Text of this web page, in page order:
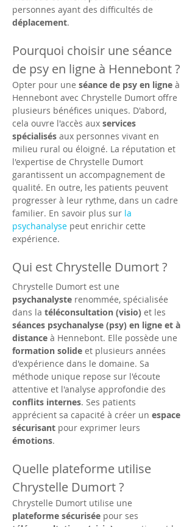
personnes ayant des difficultés de
déplacement.
Pourquoi choisir une séance
de psy en ligne à Hennebont ?
Opter pour une séance de psy en ligne à
Hennebont avec Chrystelle Dumort offre
plusieurs bénéfices uniques. D'abord,
cela ouvre l'accès aux services
spécialisés aux personnes vivant en
milieu rural ou éloigné. La réputation et
l'expertise de Chrystelle Dumort
garantissent un accompagnement de
qualité. En outre, les patients peuvent
progresser à leur rythme, dans un cadre
familier. En savoir plus sur la
psychanalyse peut enrichir cette
expérience.
Qui est Chrystelle Dumort ?
Chrystelle Dumort est une
psychanalyste renommée, spécialisée
dans la téléconsultation (visio) et les
séances psychanalyse (psy) en ligne et à
distance à Hennebont. Elle possède une
formation solide et plusieurs années
d'expérience dans le domaine. Sa
méthode unique repose sur l'écoute
attentive et l'analyse approfondie des
conflits internes. Ses patients
apprécient sa capacité à créer un espace
sécurisant pour exprimer leurs
émotions.
Quelle plateforme utilise
Chrystelle Dumort ?
Chrystelle Dumort utilise une
plateforme sécurisée pour ses